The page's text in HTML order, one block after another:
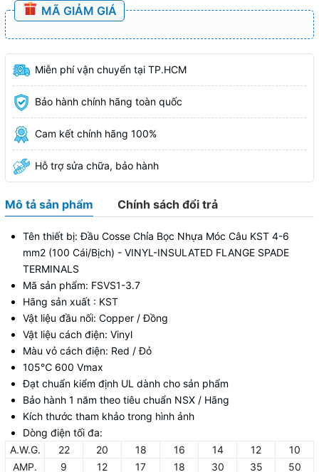
MÃ GIẢM GIÁ
Miễn phí vận chuyển tại TP.HCM
Bảo hành chính hãng toàn quốc
Cam kết chính hãng 100%
Hỗ trợ sửa chữa, bảo hành
Mô tả sản phẩm Chính sách đổi trả
Tên thiết bị: Đầu Cosse Chỉa Bọc Nhựa Móc Câu KST 4-6
mm2 (100 Cái/Bịch) - VINYL-INSULATED FLANGE SPADE
TERMINALS
Mã sản phẩm: FSVS1-3.7
Hãng sản xuất : KST
Vật liệu đầu nối: Copper / Đồng
Vật liệu cách điện: Vinyl
Màu vỏ cách điện: Red / Đỏ
105℃ 600 Vmax
Đạt chuẩn kiểm định UL dành cho sản phẩm
Bảo hành 1 năm theo tiêu chuẩn NSX / Hãng
Kích thước tham khảo trong hình ảnh
Dòng điện tối đa:
A.W.G.
22 20 18 16 14 12
10
AMP.
9 12 17 18 30 35 50